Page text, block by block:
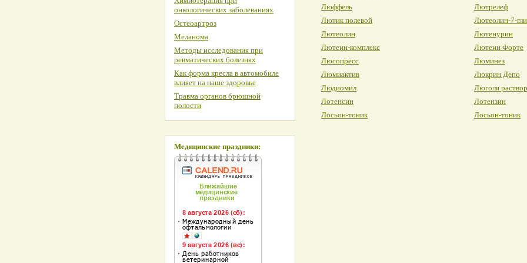
Люффель
Лютрелеф
Лютик полевой
Лютеолин-7-
Лютеолин
Лютенурин
Лютеин-комплекс
Лютеин Форте
Люсопресс
Люминез
Люмиактив
Люкрин Депо
Людиомил
Люголя
Лотенсин
Лотензин
Лосьон-тоник
Лосьон-тоник
онкологических заболеваниях
Остеоартроз
Меланома
Методы исследования при
ревматических болезнях
Как форма кресла в автомобиле
влияет на наше здоровье
Травма органов брюшной
полости
Медицинские праздники: